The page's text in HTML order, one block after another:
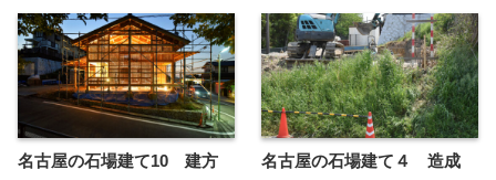
名古屋の石場建て10 建方 名古屋の石場建て４ 造成